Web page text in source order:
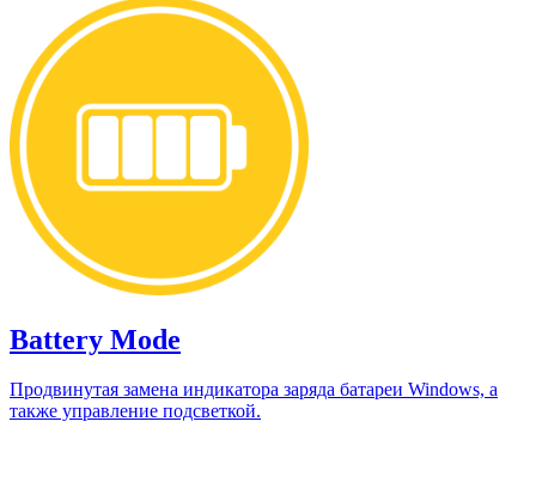
Battery Mode
Продвинутая замена индикатора заряда батареи Windows, а
также управление подсветкой.